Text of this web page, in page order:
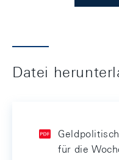
Datei
für die